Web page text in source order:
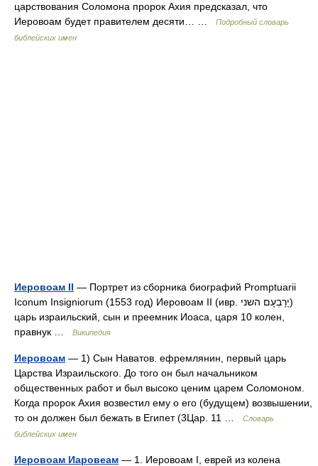
царствования Соломона пророк Ахия предсказал, что
Иеровоам будет правителем десяти… …
Подробный словарь
библейских имен
Иеровоам II — Портрет из сборника биографий Promptuarii
Iconum Insigniorum (1553 год) Иеровоам II (ивр. יָרָבְעָם השני‎)
царь израильский, сын и преемник Иоаса, царя 10 колен,
правнук …
Википедия
Иеровоам — 1) Сын Наватов. ефремлянин, первый царь
Царства Израильского. До того он был начальником
общественных работ и был высоко ценим царем Соломоном.
Когда пророк Ахия возвестил ему о его (будущем) возвышении,
то он должен был бежать в Египет (3Цар. 11 …
Словарь
библейских имен
Иеровоам Иаровеам — 1. Иеровоам I, еврей из колена